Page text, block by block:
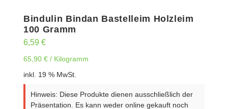
Bindulin Bindan Bastelleim Holzleim
100 Gramm
6,59 €
65,90 € / Kilogramm
inkl. 19 % MwSt.
Hinweis: Diese Produkte dienen ausschließlich der
Präsentation. Es kann weder online gekauft noch